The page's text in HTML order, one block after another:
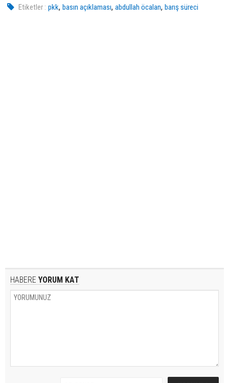
Etiketler : pkk,basın açıklaması,abdullah öcalan,barış süreci
HABERE YORUM KAT